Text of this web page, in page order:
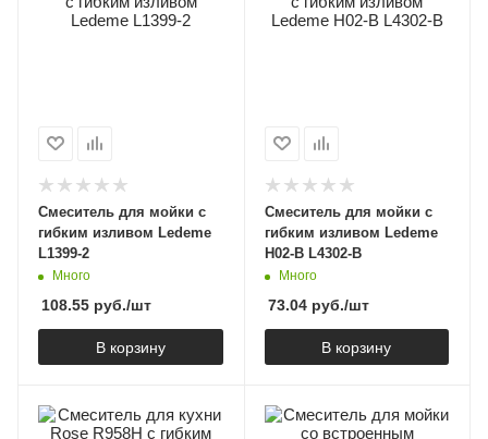
Смеситель для мойки с
гибким изливом Ledeme
L1399-2
Много
108.55 руб./шт
В корзину
Смеситель для мойки с
гибким изливом Ledeme
H02-B L4302-B
Много
73.04руб./шт
В корзину